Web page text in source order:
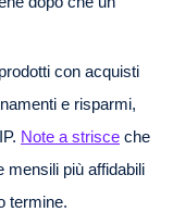
con acquisti
e risparmi,
Note a strisce che
mensili più affidabili
termine.